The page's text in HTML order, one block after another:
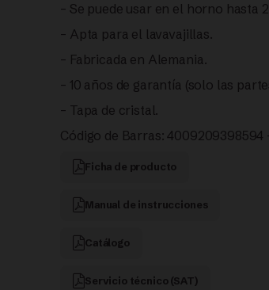
|
FISSLER
cantidad
– Se puede usar en el horno hasta
– Apta para el lavavajillas.
– Fabricada en Alemania.
– 10 años de garantía (solo las
– Tapa de cristal.
Código de Barras: 4009209398594
Ficha de producto
Manual de instrucciones
Catálogo
Servicio técnico (SAT)